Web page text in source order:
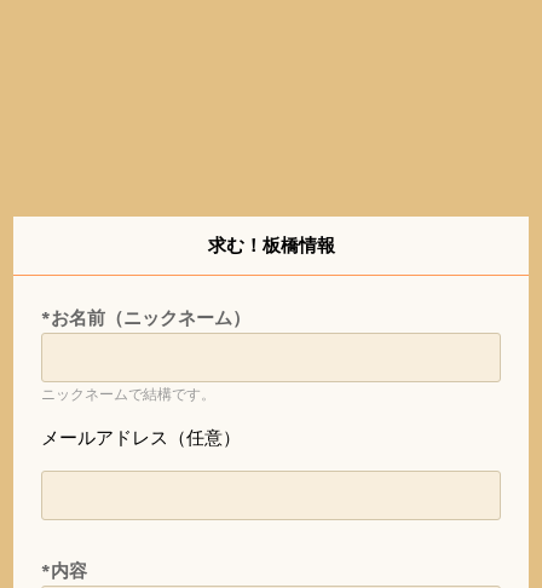
求む！板橋情報
*お名前（ニックネーム）
ニックネームで結構です。
メールアドレス（任意）
*内容